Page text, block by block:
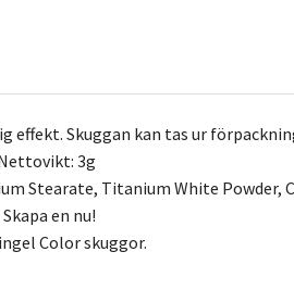
effekt. Skuggan kan tas ur
3g
Stearate, Titanium White
en nu!
Color skuggor.